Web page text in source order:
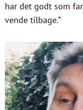
har det godt som
vende tilbage.”